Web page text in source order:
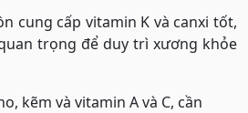
cung cấp vitamin K và canxi tốt,
trọng để duy trì xương khỏe
kẽm và vitamin A và C, cần